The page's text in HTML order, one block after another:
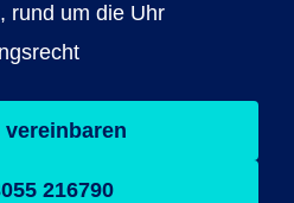
rund um die Uhr
vereinbaren
216790